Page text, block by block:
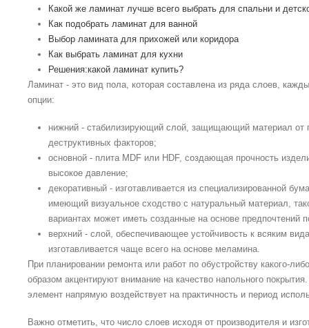
Какой же ламинат лучше всего выбрать для спальни и
Как подобрать ламинат для ванной
Выбор ламината для прихожей или коридора
Как выбрать ламинат для кухни
Решения:какой ламинат купить?
Ламинат - это вид пола, которая составлена из ряда слоев,
опции:
нижний - стабилизирующий слой, защищающий материал от
деструктивных факторов;
основной - плита MDF или HDF, создающая прочность
высокое давление;
декоративный - изготавливается из специализированной
имеющий визуальное сходство с натуральный материал,
вариантах может иметь созданные на основе предпочтений
верхний - слой, обеспечивающее устойчивость к всяким
изготавливается чаще всего на основе меламина.
При планировании ремонта или работ по обустройству какого-
образом акцентируют внимание на качество напольного
элемент напрямую воздействует на практичность и период
Важно отметить, что число слоев исходя от производителя и